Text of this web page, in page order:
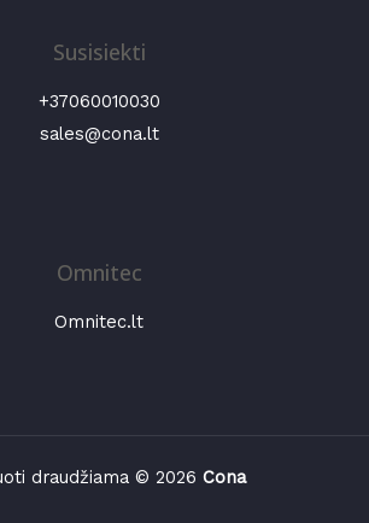
Susisiekti
+37060010030
sales@cona.lt
Omnitec
Omnitec.lt
draudžiama © 2026 Cona